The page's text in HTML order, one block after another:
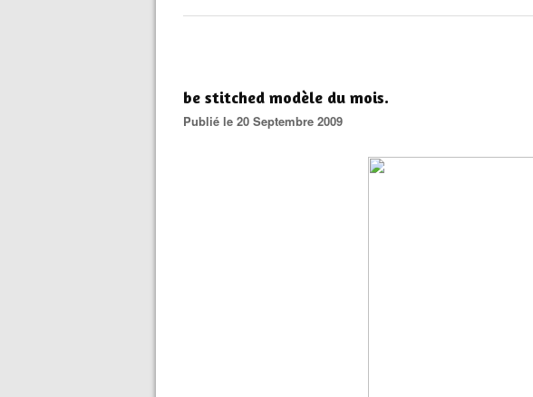
be stitched modèle du mois.
Publié le 20 Septembre 2009